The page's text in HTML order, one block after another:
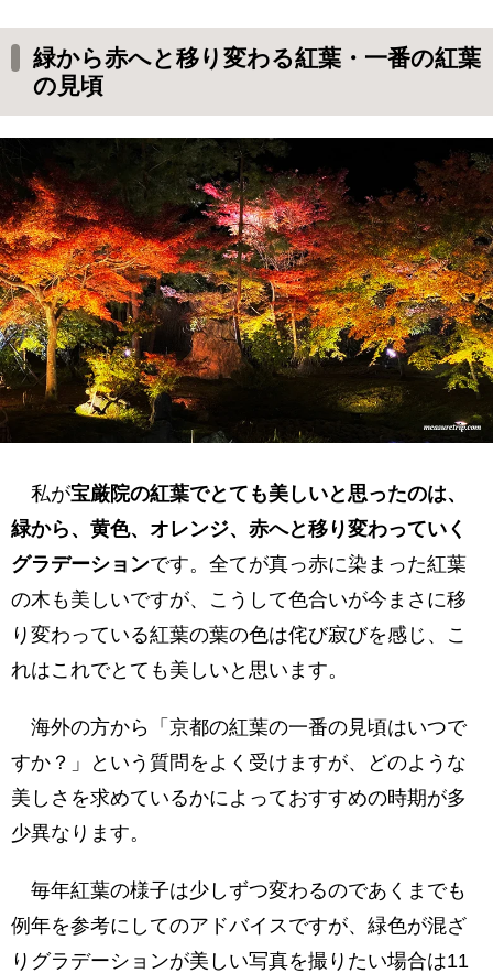
緑から赤へと移り変わる紅葉・一番の紅葉
の見頃
私が宝厳院の紅葉でとても美しいと思ったのは、
緑から、黄色、オレンジ、赤へと移り変わっていく
グラデーションです。全てが真っ赤に染まった紅葉
の木も美しいですが、こうして色合いが今まさに移
り変わっている紅葉の葉の色は侘び寂びを感じ、こ
れはこれでとても美しいと思います。
海外の方から「京都の紅葉の一番の見頃はいつで
すか？」という質問をよく受けますが、どのような
美しさを求めているかによっておすすめの時期が多
少異なります。
毎年紅葉の様子は少しずつ変わるのであくまでも
例年を参考にしてのアドバイスですが、緑色が混ざ
りグラデーションが美しい写真を撮りたい場合は11